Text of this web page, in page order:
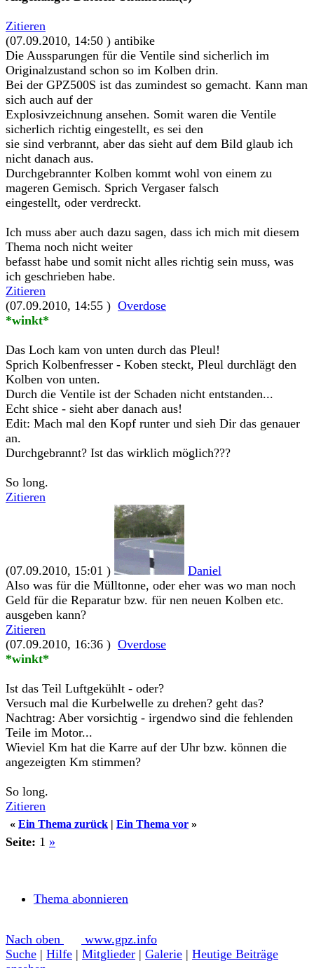
Zitieren
(07.09.2010, 14:50 ) antibike
Die Aussparungen für die Ventile sind sicherlich im
Originalzustand schon so im Kolben drin.
Bei der GPZ500S ist das zumindest so gemacht. Kann man
sich auch auf der
Explosivzeichnung ansehen. Somit waren die Ventile
sicherlich richtig eingestellt, es sei den
sie sind verbrannt, aber das sieht auf dem Bild glaub ich
nicht danach aus.
Durchgebrannter Kolben kommt wohl von einem zu
mageren Gemisch. Sprich Vergaser falsch
eingestellt, oder verdreckt.
Ich muss aber auch dazu sagen, dass ich mich mit diesem
Thema noch nicht weiter
befasst habe und somit nicht alles richtig sein muss, was
ich geschrieben habe.
Zitieren
(07.09.2010, 14:55 ) Overdose
*winkt*
Das Loch kam von unten durch das Pleul!
Sprich Kolbenfresser - Koben steckt, Pleul durchlägt den
Kolben von unten.
Durch die Ventile ist der Schaden nicht entstanden...
Echt shice - sieht aber danach aus!
Edit: Mach mal den Kopf runter und sieh Dir das genauer
an.
Durchgebrannt? Ist das wirklich möglich???
So long.
Zitieren
(07.09.2010, 15:01 )
Daniel
Also was für die Mülltonne, oder eher was wo man noch
Geld für die Reparatur bzw. für nen neuen Kolben etc.
ausgeben kann?
Zitieren
(07.09.2010, 16:36 ) Overdose
*winkt*
Ist das Teil Luftgekühlt - oder?
Versuch mal die Kurbelwelle zu drehen? geht das?
Nachtrag: Aber vorsichtig - irgendwo sind die fehlenden
Teile im Motor...
Wieviel Km hat die Karre auf der Uhr bzw. können die
angezeigten Km stimmen?
So long.
Zitieren
« Ein Thema zurück | Ein Thema vor »
Seite: 1 »
Thema abonnieren
Nach oben
www.gpz.info
Suche | Hilfe | Mitglieder | Galerie | Heutige Beiträge